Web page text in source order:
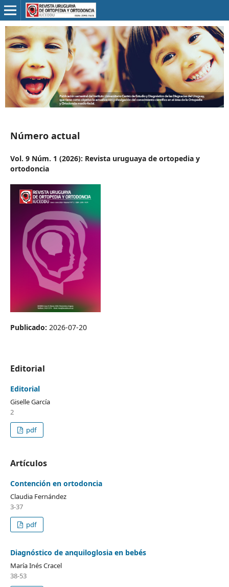
Número actual
Vol. 9 Núm. 1 (2026): Revista uruguaya de ortopedia y
ortodoncia
Publicado: 2026-07-20
Editorial
Editorial
Giselle García
2
pdf
Artículos
Contención en ortodoncia
Claudia Fernández
3-37
pdf
Diagnóstico de anquiloglosia en bebés
María Inés Cracel
38-53